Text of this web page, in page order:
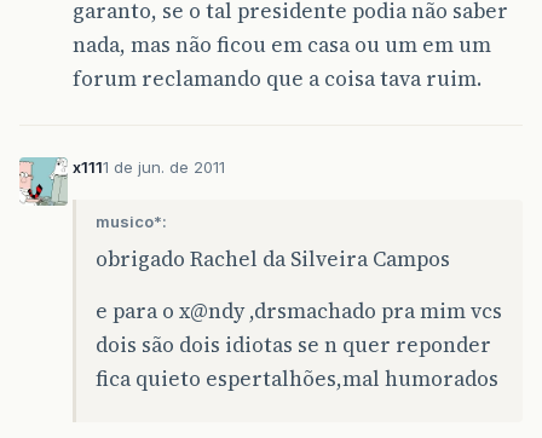
garanto, se o tal presidente podia não saber
nada, mas não ficou em casa ou um em um
forum reclamando que a coisa tava ruim.
x1111 de jun. de 2011
musico*:
obrigado Rachel da Silveira Campos
e para o x@ndy ,drsmachado pra mim vcs
dois são dois idiotas se n quer reponder
fica quieto espertalhões,mal humorados